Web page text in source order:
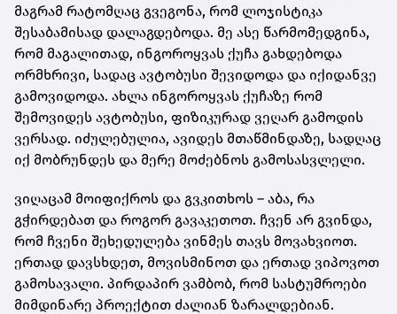
მაგრამ რატომღაც გვეგონა, რომ ლოჯისტიკა
შესაბამისად დალაგდებოდა. მე ასე წარმომედგინა,
რომ მაგალითად, ინგოროყვას ქუჩა გახდებოდა
ორმხრივი, სადაც ავტობუსი შევიდოდა და იქიდანვე
გამოვიდოდა. ახლა ინგოროყვას ქუჩაზე რომ
შემოვიდეს ავტობუსი, ფიზიკურად ვეღარ გამოდის
ვერსად. იძულებულია, ავიდეს მთაწმინდაზე, სადღაც
იქ მობრუნდეს და მერე მოძებნოს გამოსასვლელი.
ვიღაცამ მოიფიქროს და გვკითხოს – აბა, რა
გჭირდებათ და როგორ გავაკეთოთ. ჩვენ არ გვინდა,
რომ ჩვენი შეხედულება ვინმეს თავს მოვახვიოთ.
ერთად დავსხდეთ, მოვისმინოთ და ერთად ვიპოვოთ
გამოსავალი. პირდაპირ ვამბობ, რომ სასტუმროები
მიმდინარე პროექტით ძალიან ზარალდებიან.